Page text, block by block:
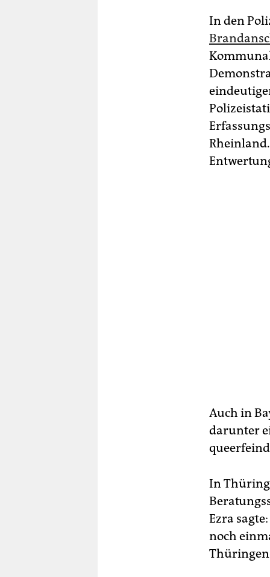
In den
Auch in
darunter
In
Ezra
noch
Thüringen